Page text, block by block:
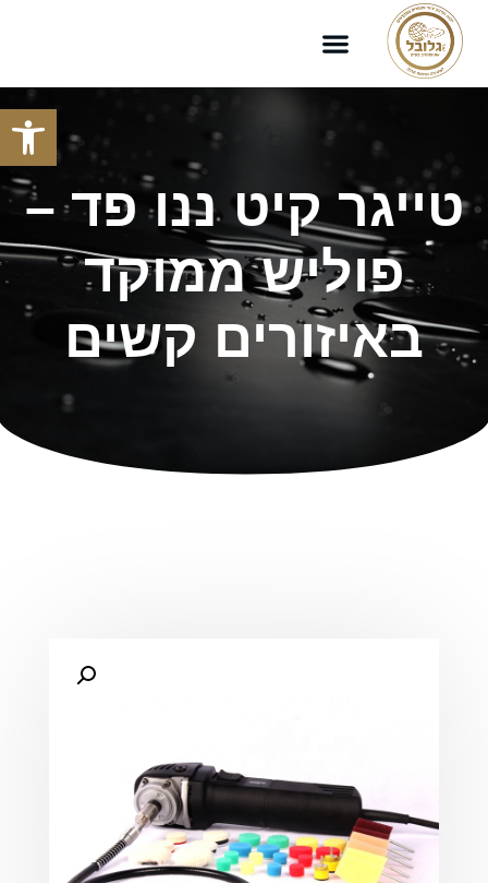
פתח
טייגר קיט ננו פד –
פוליש ממוקד
באיזורים קשים